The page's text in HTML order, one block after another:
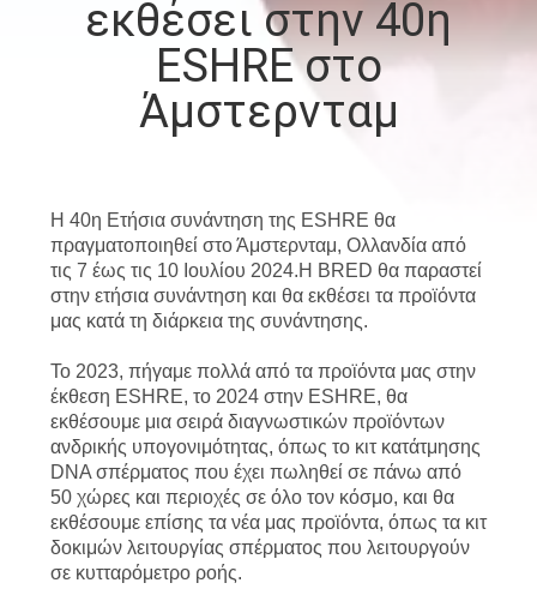
ΠΟΙΟΤΙΚΌΣ
ΈΛΕΓΧΟΣ
ΕΛΆΤΕ
ΕΠΑΦΉ
ΕΙΔΉΣΕΙΣ
ΖΗΤΉΣΤΕ
ΈΝΑ
ΑΠΌΣΠΑΣΜΑ
εκθέσει στην 40η
ESHRE στο
Άμστερνταμ
Η 40η Ετήσια συνάντηση της ESHRE θα
πραγματοποιηθεί στο Άμστερνταμ, Ολλανδία από
τις 7 έως τις 10 Ιουλίου 2024.Η BRED θα παραστεί
στην ετήσια συνάντηση και θα εκθέσει τα προϊόντα
μας κατά τη διάρκεια της συνάντησης.
Το 2023, πήγαμε πολλά από τα προϊόντα μας στην
έκθεση ESHRE, το 2024 στην ESHRE, θα
εκθέσουμε μια σειρά διαγνωστικών προϊόντων
ανδρικής υπογονιμότητας, όπως το κιτ κατάτμησης
DNA σπέρματος που έχει πωληθεί σε πάνω από
50 χώρες και περιοχές σε όλο τον κόσμο, και θα
εκθέσουμε επίσης τα νέα μας προϊόντα, όπως τα κιτ
δοκιμών λειτουργίας σπέρματος που λειτουργούν
σε κυτταρόμετρο ροής.